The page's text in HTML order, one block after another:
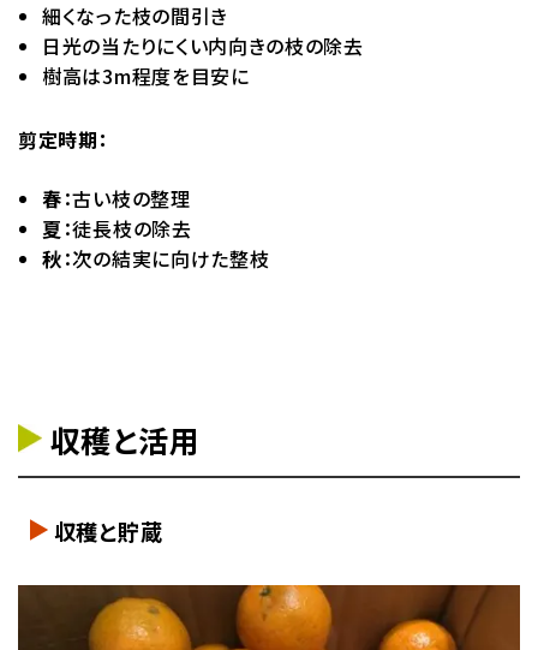
細くなった枝の間引き
日光の当たりにくい内向きの枝の除去
樹高は3m程度を目安に
剪定時期：
春：古い枝の整理
夏 ：徒長枝の除去
秋：次の結実に向けた整枝
収穫と活用
収穫と貯蔵